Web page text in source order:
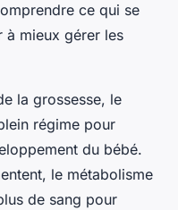
ce qui se
à mieux gérer les
la grossesse, le
régime pour
du bébé.
le métabolisme
de sang pour